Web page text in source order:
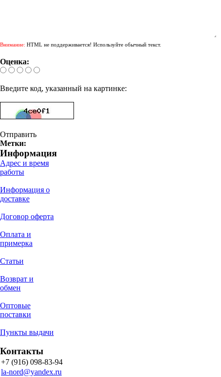
Внимание: HTML не поддерживается! Используйте обычный текст.
Оценка:
Введите код, указанный на картинке:
Отправить
Метки:
Информация
Адрес и время
работы
Информация о
доставке
Договор оферта
Оплата и
примерка
Статьи
Возврат и
обмен
Оптовые
поставки
Пункты выдачи
Контакты
+7 (916) 098-83-94
la-nord@yandex.ru